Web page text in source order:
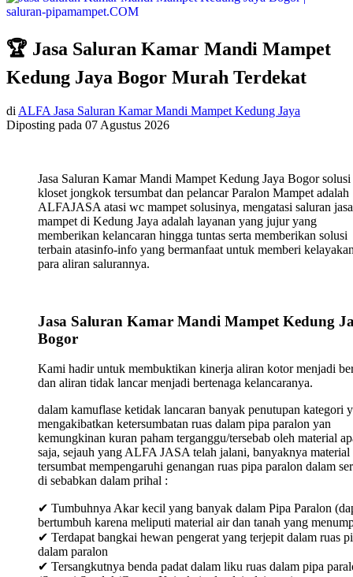
🏆 Jasa Saluran Kamar Mandi Mampet
Kedung Jaya Bogor Murah Terdekat
di ALFA Jasa Saluran Kamar Mandi Mampet Kedung Jaya
Diposting pada 07 Agustus 2026
Jasa Saluran Kamar Mandi Mampet Kedung Jaya Bogor solusi
kloset jongkok tersumbat dan pelancar Paralon Mampet adalah
ALFAJASA atasi wc mampet solusinya, mengatasi saluran jasa
mampet di Kedung Jaya adalah layanan yang jujur yang
memberikan kelancaran hingga tuntas serta memberikan solusi
terbain atasinfo-info yang bermanfaat untuk memberi
para aliran salurannya.
Jasa Saluran Kamar Mandi Mampet Kedung
Bogor
Kami hadir untuk membuktikan kinerja aliran kotor menjadi
dan aliran tidak lancar menjadi bertenaga kelancaranya.
dalam kamuflase ketidak lancaran banyak penutupan kategori
mengakibatkan ketersumbatan ruas dalam pipa paralon yan
kemungkinan kuran paham terganggu/tersebab oleh material
saja, sejauh yang ALFA JASA telah jalani, banyaknya material
tersumbat mempengaruhi genangan ruas pipa paralon dalam
di sebabkan dalam prihal :
✔ Tumbuhnya Akar kecil yang banyak dalam Pipa Paralon
bertumbuh karena meliputi material air dan tanah yang
✔ Terdapat bangkai hewan pengerat yang terjepit dalam ruas
dalam paralon
✔ Tersangkutnya benda padat dalam liku ruas dalam pipa